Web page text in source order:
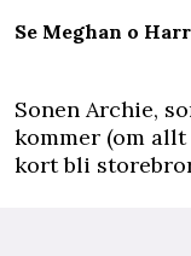
Se Meghan o
Sonen Archie,
kommer (om
kort bli